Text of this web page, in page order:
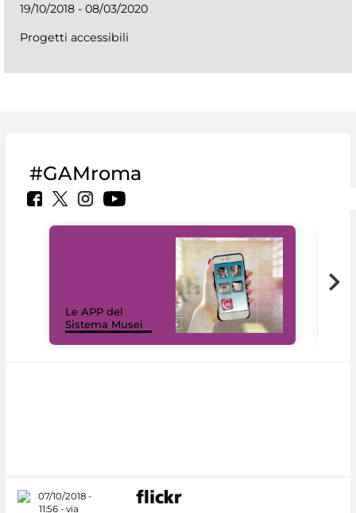
19/10/2018 - 08/03/2020
Progetti accessibili
#GAMroma
Le APP del
Sistema Musei